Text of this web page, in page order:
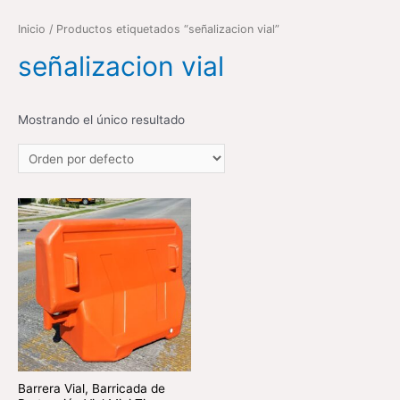
Inicio / Productos etiquetados “señalizacion vial”
señalizacion vial
Mostrando el único resultado
Barrera Vial, Barricada de